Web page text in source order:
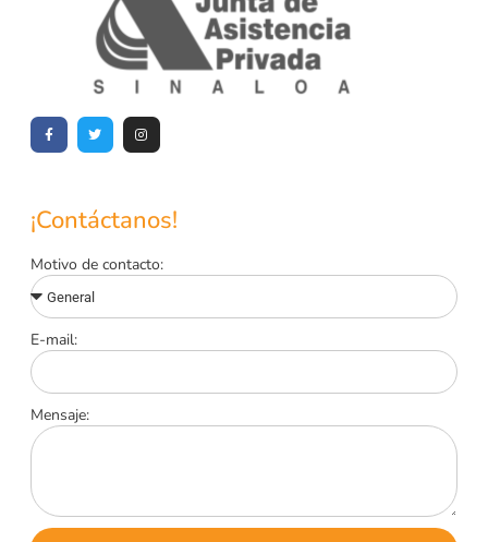
¡Contáctanos!
Motivo de contacto:
E-mail:
Mensaje: